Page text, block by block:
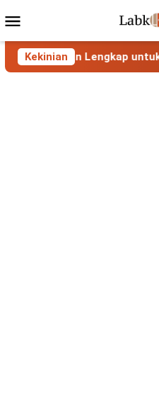
to
Menu
Kekinian
Panduan Lengkap untuk